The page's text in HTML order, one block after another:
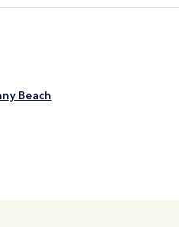
Beach